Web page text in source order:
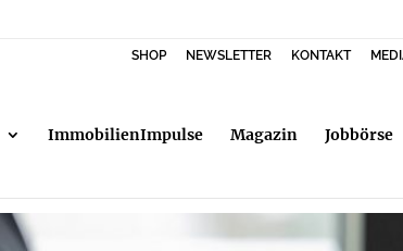
SHOP NEWSLETTER KONTAKT
ImmobilienImpulse Magazin Jobbörse